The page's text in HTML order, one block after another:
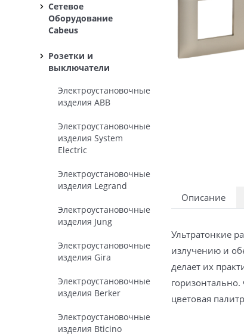
Сетевое
Оборудование
Cabeus
Розетки и
выключатели
Электроустановочные
изделия ABB
Электроустановочные
изделия System
Electric
Электроустановочные
изделия Legrand
Электроустановочные
изделия Jung
Электроустановочные
изделия Gira
Электроустановочные
изделия Berker
Электроустановочные
изделия Bticino
Описание
Ультратонкие
излучению и
делает их
цветовая